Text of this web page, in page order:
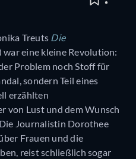
Treuts Die
eine kleine Revolution:
Problem noch Stoff für
sondern Teil eines
erzählten
von Lust und dem Wunsch
Journalistin Dorothee
Frauen und die
reist schließlich sogar